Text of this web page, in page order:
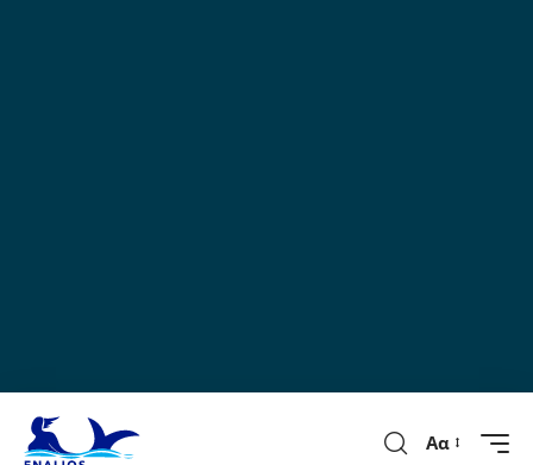
Αα